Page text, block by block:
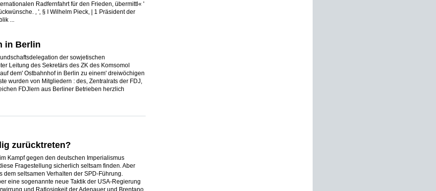
Radfernfahrt für den Frieden, übermittl« '
, ', § I Wilhelm Pieck, | 1 Präsident der
...
in Berlin
der sowjetischen
Leitung des Sekretärs des ZK des Komsomol
dem' Ostbahnhof in Berlin zu einem' dreiwöchigen
wurden von Mitgliedern : des, Zentralrats der FDJ,
FDJlern aus Berliner Betrieben herzlich
zurücktreten?
Kampf gegen den deutschen Imperialismus
Fragestellung sicherlich seltsam finden. Aber
dem seltsamen Verhalten der SPD-Führung.
eine sogenannte neue Taktik der USA-Regierung
und Ratlosigkeit der Adenauer und Brentano